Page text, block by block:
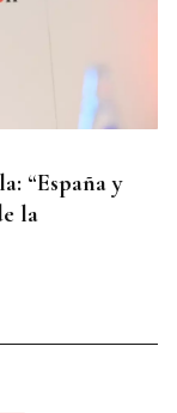
“España y
la